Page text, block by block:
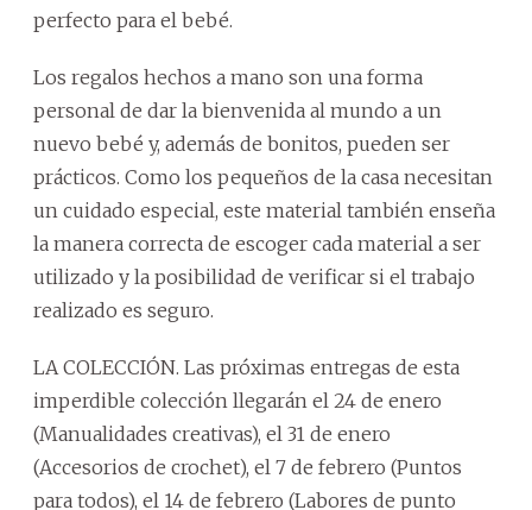
perfecto para el bebé.
Los regalos hechos a mano son una forma
personal de dar la bienvenida al mundo a un
nuevo bebé y, además de bonitos, pueden ser
prácticos. Como los pequeños de la casa necesitan
un cuidado especial, este material también enseña
la manera correcta de escoger cada material a ser
utilizado y la posibilidad de verificar si el trabajo
realizado es seguro.
LA COLECCIÓN. Las próximas entregas de esta
imperdible colección llegarán el 24 de enero
(Manualidades creativas), el 31 de enero
(Accesorios de crochet), el 7 de febrero (Puntos
para todos), el 14 de febrero (Labores de punto